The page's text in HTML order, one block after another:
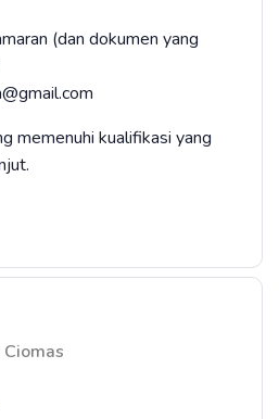
(dan dokumen yang
memenuhi kualifikasi yang